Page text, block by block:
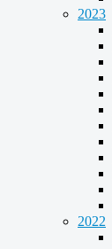
2023
2022